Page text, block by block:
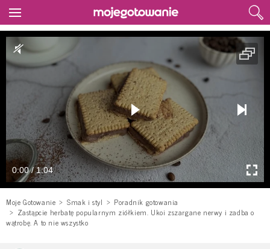
0:00 / 1:04
Moje Gotowanie Smak i styl
Poradnik gotowania
Zastąpcie herbatę popularnym ziółkiem. Ukoi zszargane nerwy i zadba o
wątrobę. A to nie wszystko